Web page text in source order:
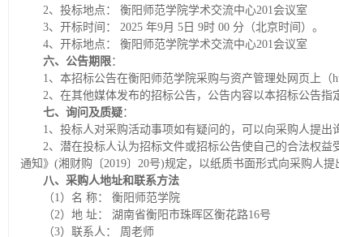
2、投标地点： 衡阳师范学院学术交流中心201会议室
3、开标时间： 2025 年9月 5日 9时 00 分（北京时间）。
4、开标地点： 衡阳师范学院学术交流中心201会议室
六、公告期限：
1、本招标公告在衡阳师范学院采购与资产管理处网页上（
2、在其他媒体发布的招标公告，公告内容以本招标公告
七、询问及质疑：
1、投标人对采购活动事项如有疑问的，可以向采购人提出
2、潜在投标人认为招标文件或招标公告使自己的合法权
通知》(湘财购〔2019〕20号)规定，以纸质书面形式向采购人提
八、采购人地址和联系方法
（1）名 称： 衡阳师范学院
（2）地 址： 湖南省衡阳市珠晖区衡花路16号
（3）联系人： 周老师